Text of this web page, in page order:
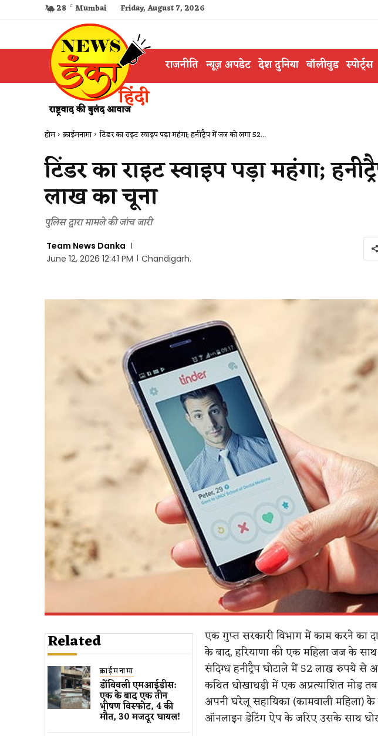
28 C Mumbai Friday, August 7, 2026
राजनीति न्यूज़ अपडेट देश दुनिया बॉलीवुड स्पोर्ट्स
होम क्राईमनामा टिंडर का राइट स्वाइप पड़ा महंगा; हनीट्रैप में जज को लगा 52...
टिंडर का राइट स्वाइप पड़ा महंगा;
लाख का चूना
पुलिस द्वारा मामले की जांच जारी
Team News Danka
June 12, 2026 12:41 PM
Chandigarh.
Related
क्राईमनामा
डोंबिवली एमआईडीस:
एक के बाद एक तीन
भीषण विस्फोट, 4 की
मौत, 30 मजदूर घायल!
एक गुप्त सरकारी विभाग में काम करने का
के बाद, हरियाणा की एक महिला जज के
संदिग्ध हनीट्रैप घोटाले में 52 लाख रुपये से
कथित धोखाधड़ी में एक अप्रत्याशित मोड़
अपनी घरेलू सहायिका (कामवाली महिला)
ऑनलाइन डेटिंग ऐप के जरिए उसके साथ